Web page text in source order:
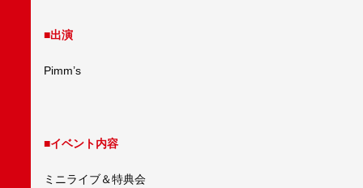
■出演
Pimm’s
■イベント内容
ミニライブ＆特典会